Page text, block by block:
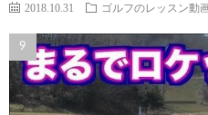
2018.10.31 ゴルフのレッスン動